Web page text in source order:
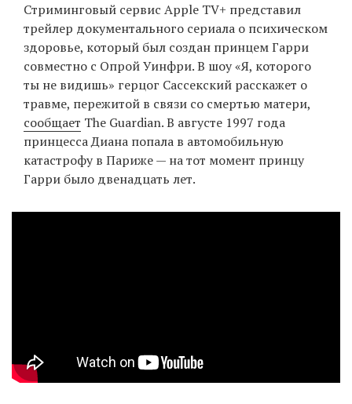
Стриминговый сервис Apple TV+ представил
трейлер документального сериала о психическом
здоровье, который был создан принцем Гарри
совместно с Опрой Уинфри. В шоу «Я, которого
ты не видишь» герцог Сассекский расскажет о
травме, пережитой в связи со смертью матери,
сообщает The Guardian. В августе 1997 года
принцесса Диана попала в автомобильную
катастрофу в Париже — на тот момент принцу
Гарри было двенадцать лет.